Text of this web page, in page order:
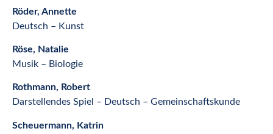
Röder, Annette
Deutsch – Kunst
Röse, Natalie
Musik – Biologie
Rothmann, Robert
Darstellendes Spiel – Deutsch – Gemeinschaftskunde
Scheuermann, Katrin